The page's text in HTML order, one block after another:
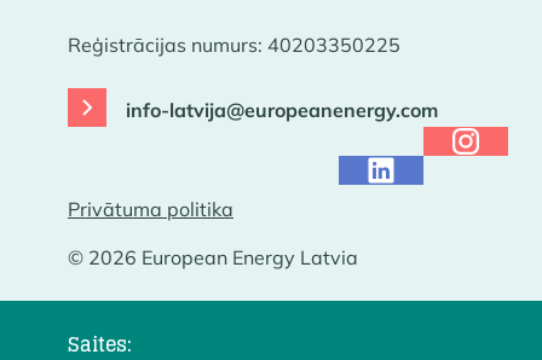
Reģistrācijas numurs: 40203350225
info-latvija@europeanenergy.com
© 2026 European Energy Latvia
Privātuma politika
Saites: